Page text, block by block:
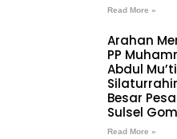
Read More »
Arahan
PP
Abdul
Besar
Sulsel
Read More »